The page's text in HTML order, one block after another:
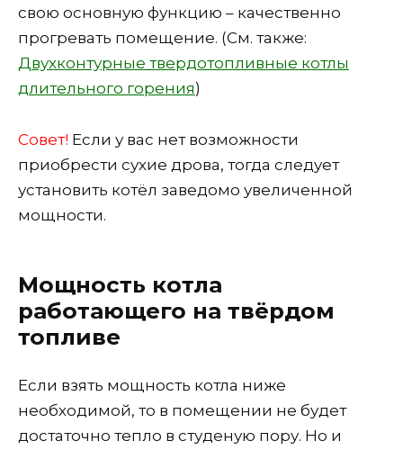
свою основную функцию – качественно
прогревать помещение. (См. также:
Двухконтурные твердотопливные котлы
длительного горения)
Совет! Если у вас нет возможности
приобрести сухие дрова, тогда следует
установить котёл заведомо увеличенной
мощности.
Мощность котла
работающего на твёрдом
топливе
Если взять мощность котла ниже
необходимой, то в помещении не будет
достаточно тепло в студеную пору. Но и